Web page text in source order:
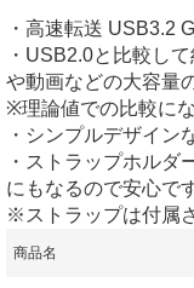
・高速転送 USB3.2
・USB2.0と比較し
や動画などの大容量
※理論値での比較に
・シンプルデザイン
・ストラップホルダ
にもなるので安心で
※ストラップは付属
商品名